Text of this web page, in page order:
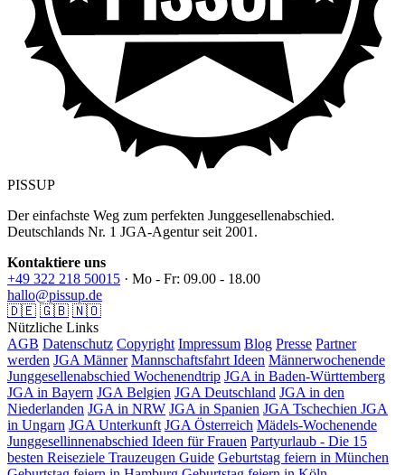
PISSUP
Der einfachste Weg zum perfekten Junggesellenabschied.
Deutschlands Nr. 1 JGA-Agentur seit 2001.
Kontaktiere uns
+49 322 218 50015 · Mo - Fr: 09.00 - 18.00
hallo@pissup.de
🇩🇪 🇬🇧 🇳🇴
Nützliche Links
AGB Datenschutz Copyright Impressum Blog Presse Partner
werden JGA Männer Mannschaftsfahrt Ideen Männerwochenende
Junggesellenabschied Wochenendtrip JGA in Baden-Württemberg
JGA in Bayern JGA Belgien JGA Deutschland JGA in den
Niederlanden JGA in NRW JGA in Spanien JGA Tschechien JGA
in Ungarn JGA Unterkunft JGA Österreich Mädels-Wochenende
Junggesellinnenabschied Ideen für Frauen Partyurlaub - Die 15
besten Reiseziele Trauzeugen Guide Geburtstag feiern in München